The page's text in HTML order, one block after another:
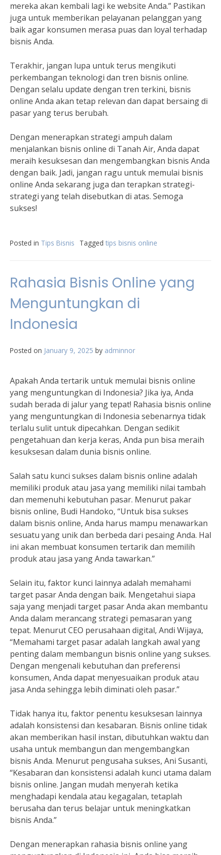
mereka akan kembali lagi ke website Anda.” Pastikan
juga untuk memberikan pelayanan pelanggan yang
baik agar konsumen merasa puas dan loyal terhadap
bisnis Anda.
Terakhir, jangan lupa untuk terus mengikuti
perkembangan teknologi dan tren bisnis online.
Dengan selalu update dengan tren terkini, bisnis
online Anda akan tetap relevan dan dapat bersaing di
pasar yang terus berubah.
Dengan menerapkan strategi ampuh dalam
menjalankan bisnis online di Tanah Air, Anda dapat
meraih kesuksesan dan mengembangkan bisnis Anda
dengan baik. Jadi, jangan ragu untuk memulai bisnis
online Anda sekarang juga dan terapkan strategi-
strategi yang telah disebutkan di atas. Semoga
sukses!
Posted in Tips Bisnis Tagged tips bisnis online
Rahasia Bisnis Online yang
Menguntungkan di
Indonesia
Posted on January 9, 2025 by adminnor
Apakah Anda tertarik untuk memulai bisnis online
yang menguntungkan di Indonesia? Jika iya, Anda
sudah berada di jalur yang tepat! Rahasia bisnis online
yang menguntungkan di Indonesia sebenarnya tidak
terlalu sulit untuk dipecahkan. Dengan sedikit
pengetahuan dan kerja keras, Anda pun bisa meraih
kesuksesan dalam dunia bisnis online.
Salah satu kunci sukses dalam bisnis online adalah
memiliki produk atau jasa yang memiliki nilai tambah
dan memenuhi kebutuhan pasar. Menurut pakar
bisnis online, Budi Handoko, “Untuk bisa sukses
dalam bisnis online, Anda harus mampu menawarkan
sesuatu yang unik dan berbeda dari pesaing Anda. Hal
ini akan membuat konsumen tertarik dan memilih
produk atau jasa yang Anda tawarkan.”
Selain itu, faktor kunci lainnya adalah memahami
target pasar Anda dengan baik. Mengetahui siapa
saja yang menjadi target pasar Anda akan membantu
Anda dalam merancang strategi pemasaran yang
tepat. Menurut CEO perusahaan digital, Andi Wijaya,
“Memahami target pasar adalah langkah awal yang
penting dalam membangun bisnis online yang sukses.
Dengan mengenali kebutuhan dan preferensi
konsumen, Anda dapat menyesuaikan produk atau
jasa Anda sehingga lebih diminati oleh pasar.”
Tidak hanya itu, faktor penentu kesuksesan lainnya
adalah konsistensi dan kesabaran. Bisnis online tidak
akan memberikan hasil instan, dibutuhkan waktu dan
usaha untuk membangun dan mengembangkan
bisnis Anda. Menurut pengusaha sukses, Ani Susanti,
“Kesabaran dan konsistensi adalah kunci utama dalam
bisnis online. Jangan mudah menyerah ketika
menghadapi kendala atau kegagalan, tetaplah
berusaha dan terus belajar untuk meningkatkan
bisnis Anda.”
Dengan menerapkan rahasia bisnis online yang